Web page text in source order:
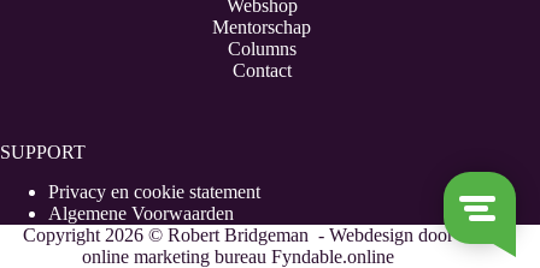
Webshop
Mentorschap
Columns
Contact
SUPPORT
Privacy en cookie statement
Algemene Voorwaarden
Copyright 2026 © Robert Bridgeman - Webdesign door
online marketing bureau Fyndable.online